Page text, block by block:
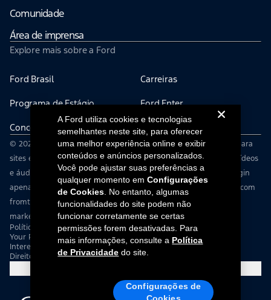
Comunidade
Área de imprensa
Explore mais sobre a Ford
Ford Brasil Carreiras
Programa de Estágio Ford Enter
Concessionárias Ford Global
© 2026 The Ford Motor Company | Este site pode conter links para
sites externos não afiliados à Ford Motor Company | Imagens, vídeos
e áudios deste website são fornecidos sem a necessidade de login
apenas para fins de uso editorial. Você deve entrar em contato com
fromtheroad@ford.com para obter aprovação para publicidade,
marketing ou outros usos comerciais.
Política de Privacidade
Your Privacy Choices
Interest Based Ads
Direitos do Titular
A Ford utiliza cookies e tecnologias
semelhantes neste site, para oferecer
uma melhor experiência online e exibir
conteúdos e anúncios personalizados.
Você pode ajustar suas preferências a
qualquer momento emConfigurações
de Cookies . No entanto, algumas
funcionalidades do site podem não
funcionar corretamente se certas
permissões forem desativadas. Para
mais informações, consulte a Política
de Privacidade do site.
Configurações de